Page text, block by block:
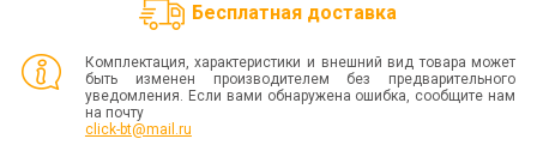
Бесплатная доставка
Комплектация, характеристики и внешний вид товара может
быть изменен производителем без предварительного
уведомления. Если вами обнаружена ошибка, сообщите нам
на почту
click-bt@mail.ru